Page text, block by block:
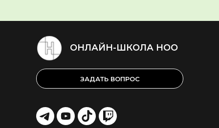
ОНЛАЙН-ШКОЛА НОО
LET'S
GO!
LET'S
GO!
LET'S
GO!
LET'S
GO!
ЗАДАТЬ ВОПРОС